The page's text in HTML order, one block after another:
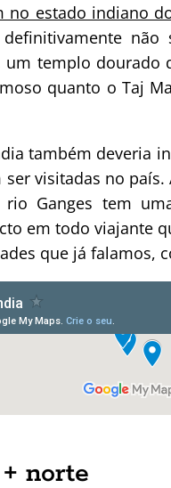
no estado indiano
um templo dourado
quanto o Taj
também deveria
visitadas no
Ganges tem
em todo viajante
que já falamos,
norte